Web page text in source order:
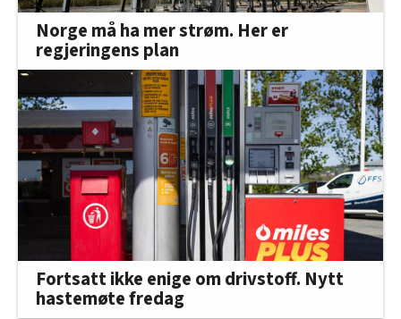
Norge må ha mer strøm. Her er
regjeringens plan
Fortsatt ikke enige om drivstoff. Nytt
hastemøte fredag